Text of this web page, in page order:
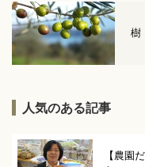
樹
人気のある記事
【農園